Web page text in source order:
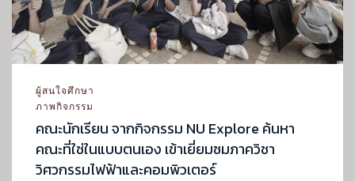
ผู้สนใจศึกษา
ภาพกิจกรรม
คณะนักเรียน จากกิจกรรม NU Explore ค้นหา
คณะที่ใช่ในแบบตนเอง เข้าเยี่ยมชมภาควิชา
วิศวกรรมไฟฟ้าและคอมพิวเตอร์